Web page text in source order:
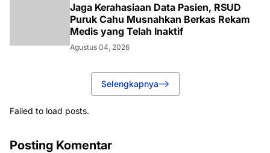
Jaga Kerahasiaan Data Pasien, RSUD
Puruk Cahu Musnahkan Berkas Rekam
Medis yang Telah Inaktif
Agustus 04, 2026
Selengkapnya
Failed to load posts.
Posting Komentar